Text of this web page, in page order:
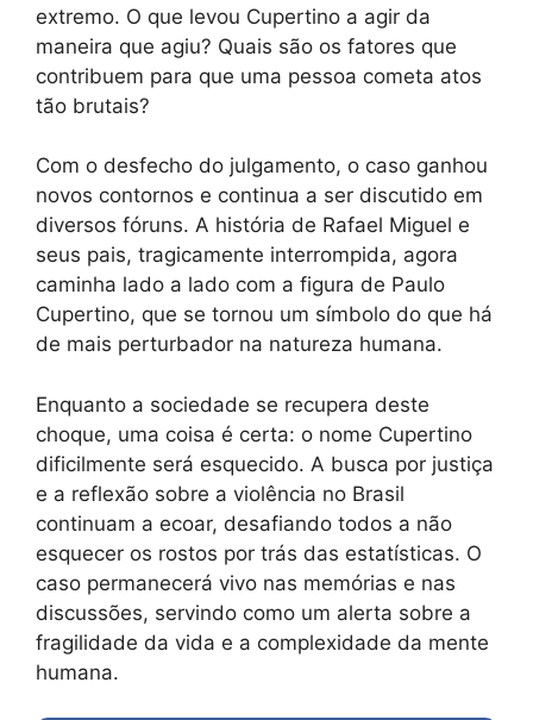
extremo. O que levou Cupertino a agir da
maneira que agiu? Quais são os fatores que
contribuem para que uma pessoa cometa atos
tão brutais?
Com o desfecho do julgamento, o caso ganhou
novos contornos e continua a ser discutido em
diversos fóruns. A história de Rafael Miguel e
seus pais, tragicamente interrompida, agora
caminha lado a lado com a figura de Paulo
Cupertino, que se tornou um símbolo do que há
de mais perturbador na natureza humana.
Enquanto a sociedade se recupera deste
choque, uma coisa é certa: o nome Cupertino
dificilmente será esquecido. A busca por justiça
e a reflexão sobre a violência no Brasil
continuam a ecoar, desafiando todos a não
esquecer os rostos por trás das estatísticas. O
caso permanecerá vivo nas memórias e nas
discussões, servindo como um alerta sobre a
fragilidade da vida e a complexidade da mente
humana.